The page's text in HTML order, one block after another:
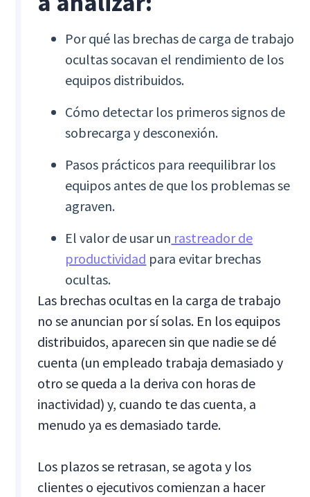
Por qué las brechas de carga de trabajo
ocultas socavan el rendimiento de los
equipos distribuidos.
Cómo detectar los primeros signos de
sobrecarga y desconexión.
Pasos prácticos para reequilibrar los
equipos antes de que los problemas se
agraven.
El valor de usar un rastreador de
productividad para evitar brechas
ocultas.
Las brechas ocultas en la carga de trabajo
no se anuncian por sí solas. En los equipos
distribuidos, aparecen sin que nadie se dé
cuenta (un empleado trabaja demasiado y
otro se queda a la deriva con horas de
inactividad) y, cuando te das cuenta, a
menudo ya es demasiado tarde.
Los plazos se retrasan, se agota y los
clientes o ejecutivos comienzan a hacer